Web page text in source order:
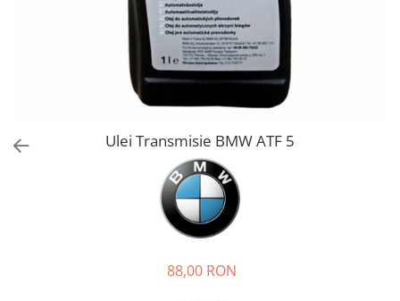
Bord | Plastice Interioare
Parfumuri | Odorizante
CEARA | SEALANT | TRATAMENTE
PROTECTIE | COATING CERAMIC
LAVETE | PROSOAPE
ACCESORII | ECHIPAMENTE |
Ulei Transmisie BMW ATF 5
88,00 RON